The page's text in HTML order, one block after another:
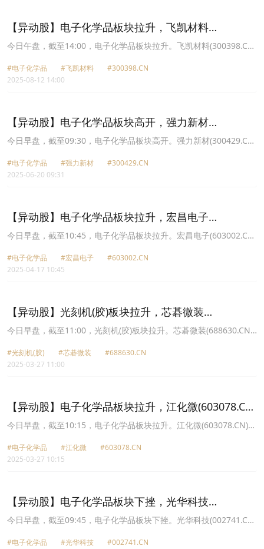
【异动股】电子化学品板块拉升，飞凯材料
(300398.CN)涨10.85%
今日午盘，截至14:00，电子化学品板块拉升。飞凯材料(300398.CN)
船特气(688146.CN)涨7.36%报37.78元，强力新材(300429.CN)涨
5.80%报15.13元，中巨芯U(688549.CN)涨4.82%报8.48元，广信材
#电子化学品 #飞凯材料
#300398.CN
2025-08-12 14:00
【异动股】电子化学品板块高开，强力新材
(300429.CN)涨16.4%
今日早盘，截至09:30，电子化学品板块高开。强力新材(300429.CN)
瑞电材(300655.CN)涨3.63%报8.84元，容大感光(300576.CN)涨
3.22%报34.6元，宏昌电子(603002.CN)涨3.00%报6.18元，格林达
#电子化学品 #强力新材
#300429.CN
2025-06-20 09:31
【异动股】电子化学品板块拉升，宏昌电子
(603002.CN)涨10.04%
今日早盘，截至10:45，电子化学品板块拉升。宏昌电子(603002.CN)
科学(002584.CN)涨9.98%报9.04元，飞凯材料(300398.CN)涨5.17%
报19.92元，安集科技(688019.CN)涨4.26%报175.1元，江化微
#电子化学品 #宏昌电子
#603002.CN
2025-04-17 10:45
【异动股】光刻机(胶)板块拉升，芯碁微装
(688630.CN)涨20.0%
今日早盘，截至11:00，光刻机(胶)板块拉升。芯碁微装(688630.CN)
飞凯材料(300398.CN)涨14.55%报19.53元，凯美特气(002549.CN)涨
10.05%报6.9元，西陇科学(002584.CN)涨10.03%报8.34元，海立股
#光刻机(胶) #芯碁微装
#688630.CN
2025-03-27 11:00
【异动股】电子化学品板块拉升，江化微(603078.CN)
涨9.98%
今日早盘，截至10:15，电子化学品板块拉升。江化微(603078.CN)涨
材料(300537.CN)涨5.80%报21.16元，强力新材(300429.CN)涨
4.79%报12.68元，容大感光(300576.CN)涨4.62%报44.85元，西陇
#电子化学品 #江化微
#603078.CN
2025-03-27 10:15
【异动股】电子化学品板块下挫，光华科技
(002741.CN)跌2.92%
今日早盘，截至09:45，电子化学品板块下挫。光华科技(002741.CN)
微(603078.CN)跌2.58%报12.45元，扬帆新材(300637.CN)跌2.05%
#电子化学品 #光华科技
#002741.CN